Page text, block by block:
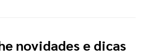
novidades e dicas